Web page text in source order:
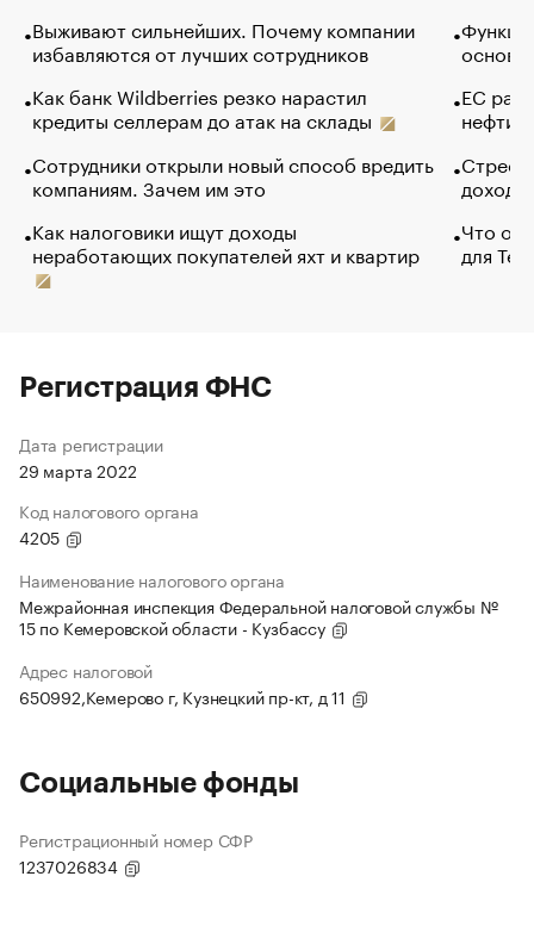
Выживают сильнейших. Почему компании
избавляются от лучших сотрудников
Как банк Wildberries резко нарастил
кредиты селлерам до атак на склады
Сотрудники открыли новый способ вредить
компаниям. Зачем им это
Как налоговики ищут доходы
неработающих покупателей яхт и квартир
основ
ЕС
нефти
Что
для
Регистрация ФНС
Дата регистрации
29 марта 2022
Код налогового органа
4205
Наименование налогового органа
Межрайонная инспекция Федеральной налоговой службы №
15 по Кемеровской области - Кузбассу
Адрес налоговой
650992,Кемерово г, Кузнецкий пр-кт, д 11
Социальные фонды
Регистрационный номер СФР
1237026834